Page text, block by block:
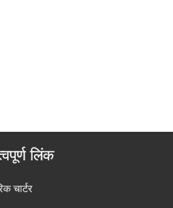
लिंक
चार्टर